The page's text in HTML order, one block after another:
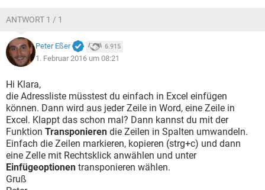
ANTWORT 1 / 1
Peter Eßer 6.915
1. Februar 2016 um 08:21
Hi Klara,
die Adressliste müsstest du einfach in Excel einfügen
können. Dann wird aus jeder Zeile in Word, eine Zeile in
Excel. Klappt das schon mal? Dann kannst du mit der
Funktion Transponieren die Zeilen in Spalten umwandeln.
Einfach die Zeilen markieren, kopieren (strg+c) und dann
eine Zelle mit Rechtsklick anwählen und unter
Einfügeoptionen transponieren wählen.
Gruß